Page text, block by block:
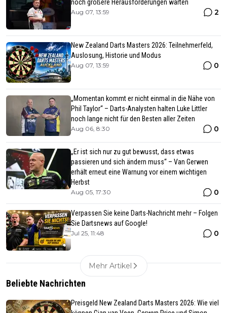
noch größere Herausforderungen warten
Aug 07, 13:59 2
New Zealand Darts Masters 2026: Teilnehmerfeld,
Auslosung, Historie und Modus
Aug 07, 13:59 0
„Momentan kommt er nicht einmal in die Nähe von
Phil Taylor“ – Darts-Analysten halten Luke Littler
noch lange nicht für den Besten aller Zeiten
Aug 06, 8:30 0
„Er ist sich nur zu gut bewusst, dass etwas
passieren und sich ändern muss“ – Van Gerwen
erhält erneut eine Warnung vor einem wichtigen
Herbst
Aug 05, 17:30 0
Verpassen Sie keine Darts-Nachricht mehr – Folgen
Sie Dartsnews auf Google!
Jul 25, 11:48 0
Mehr Artikel
Beliebte Nachrichten
Preisgeld New Zealand Darts Masters 2026: Wie viel